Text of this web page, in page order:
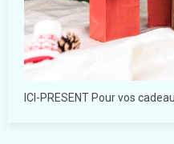
ICI-PRESENT Pour vos